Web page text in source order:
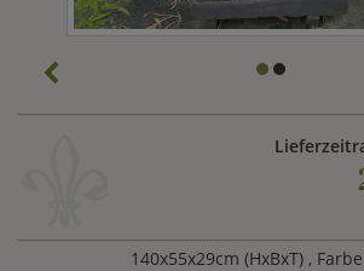
140x55x29cm (HxBxT) ,